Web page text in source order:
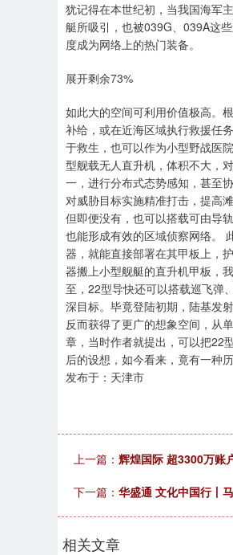
犹记得在本世纪初，当我国海军
艇所吸引，也被039G、039A这
度成为网络上的热门装备。
展开剩余73%
如此大的空间可利用价值极高。
补给，或在近海区域执行救援任
于救生，也可以作为小型野战医
型舰载无人直升机，体积不大，
一，进行分布式态势感知，甚至
对威胁目标实施精准打击，提高
但即便没有，也可以搭载可由导
也能形成有效的区域侦察网络。
器，就能直接部署在其甲板上，
器搬上小型舰艇的直升机甲板，
至，22型导快还可以搭载巡飞弹
深目标。毕竟登陆初期，陆基发
反而获得了更广的想象空间，从
章，当时作者就提出，可以把
后的设想，如今看来，竟有一种
发布于：天津市
上一篇： 辉煌国际 超3300万账
下一篇： 华盛通 文化中国行丨
相关文章